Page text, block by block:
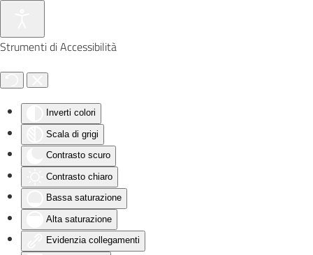
Strumenti di Accessibilità
Inverti colori
Scala di grigi
Contrasto scuro
Contrasto chiaro
Bassa saturazione
Alta saturazione
Evidenzia collegamenti
Skip to main content